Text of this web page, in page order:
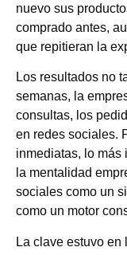
nuevo sus
comprado antes,
que repitieran la
Los resultados no
semanas, la
consultas, los
en redes sociales.
inmediatas, lo más
la mentalidad
sociales como un
como un motor
La clave estuvo